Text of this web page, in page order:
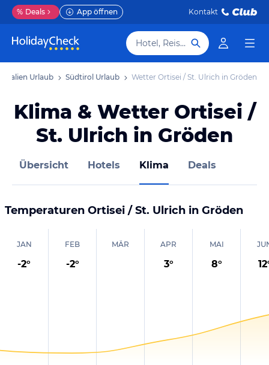
% Deals App öffnen Kontakt
Hotel, Reiseziel
Italien Urlaub Südtirol Urlaub Wetter Ortisei / St. Ulrich in Gröden
Klima & Wetter Ortisei /
St. Ulrich in Gröden
Übersicht Hotels Klima Deals
Temperaturen Ortisei / St. Ulrich in Gröden
JAN
-2°
FEB
-2°
MÄR APR
3°
MAI
8° 12